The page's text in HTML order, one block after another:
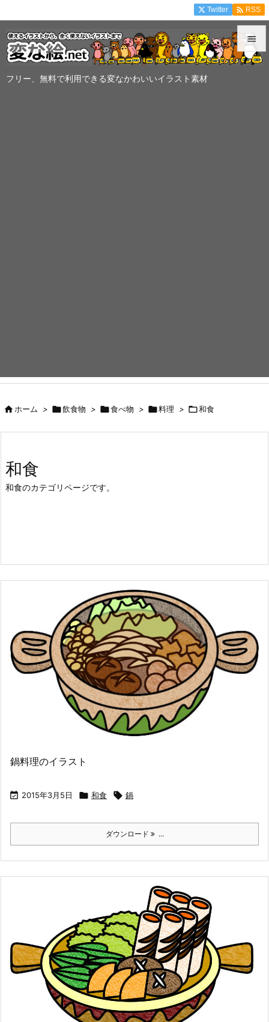
フリー、無料で利用できる変なかわいいイラスト素材


Twitter  RSS
ホーム > 飲食物 > 食べ物 > 料理 > 和食
和食
和食のカテゴリページです。
鍋料理のイラスト
 2015年3月5日  和食  鍋
ダウンロード ...